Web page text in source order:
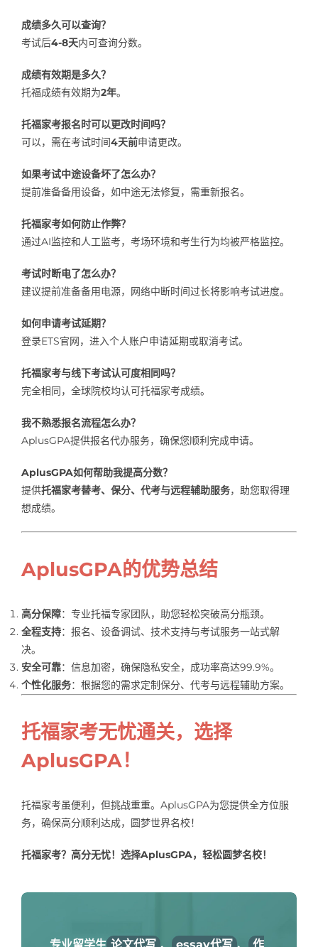
成绩多久可以查询？
考试后4-8天内可查询分数。
成绩有效期是多久？
托福成绩有效期为2年。
托福家考报名时可以更改时间吗？
可以，需在考试时间4天前申请更改。
如果考试中途设备坏了怎么办？
提前准备备用设备，如中途无法修复，需重新报名。
托福家考如何防止作弊？
通过AI监控和人工监考，考场环境和考生行为均被严格监控。
考试时断电了怎么办？
建议提前准备备用电源，网络中断时间过长将影响考试进度。
如何申请考试延期？
登录ETS官网，进入个人账户申请延期或取消考试。
托福家考与线下考试认可度相同吗？
完全相同，全球院校均认可托福家考成绩。
我不熟悉报名流程怎么办？
AplusGPA提供报名代办服务，确保您顺利完成申请。
AplusGPA如何帮助我提高分数？
提供托福家考替考、保分、代考与远程辅助服务，助您取得理
想成绩。
AplusGPA的优势总结
高分保障：专业托福专家团队，助您轻松突破高分瓶颈。
全程支持：报名、设备调试、技术支持与考试服务一站式解
决。
安全可靠：信息加密，确保隐私安全，成功率高达99.9%。
个性化服务：根据您的需求定制保分、代考与远程辅助方案。
托福家考无忧通关，选择
AplusGPA！
托福家考虽便利，但挑战重重。AplusGPA为您提供全方位服
务，确保高分顺利达成，圆梦世界名校！
托福家考？高分无忧！选择AplusGPA，轻松圆梦名校！